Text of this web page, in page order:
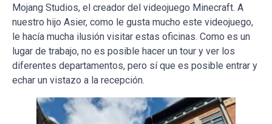
Mojang Studios, el creador del videojuego Minecraft. A
nuestro hijo Asier, como le gusta mucho este videojuego,
le hacía mucha ilusión visitar estas oficinas. Como es un
lugar de trabajo, no es posible hacer un tour y ver los
diferentes departamentos, pero sí que es posible entrar y
echar un vistazo a la recepción.